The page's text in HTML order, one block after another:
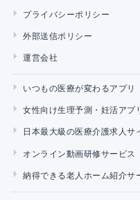
プライバシーポリシー
外部送信ポリシー
運営会社
いつもの医療が変わるアプリ
女性向け生理予測・妊活アプ
日本最大級の医療介護求人サ
オンライン動画研修サービス
納得できる老人ホーム紹介サ